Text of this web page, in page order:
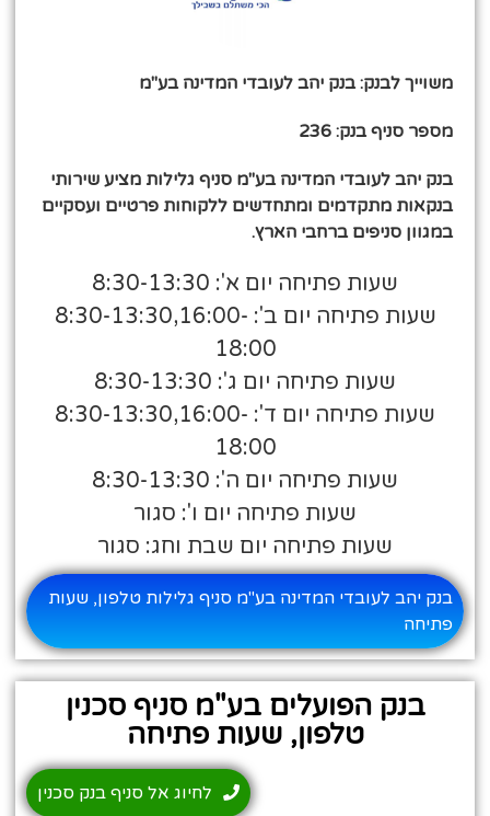
משוייך לבנק: בנק יהב לעובדי המדינה בע"מ
מספר סניף בנק: 236
בנק יהב לעובדי המדינה בע"מ סניף גלילות מציע שירותי
בנקאות מתקדמים ומתחדשים ללקוחות פרטיים ועסקיים
במגוון סניפים ברחבי הארץ.
שעות פתיחה יום א': 8:30-13:30
שעות פתיחה יום ב': 8:30-13:30,16:00-
18:00
שעות פתיחה יום ג': 8:30-13:30
שעות פתיחה יום ד': 8:30-13:30,16:00-
18:00
שעות פתיחה יום ה': 8:30-13:30
שעות פתיחה יום ו': סגור
שעות פתיחה יום שבת וחג: סגור
בנק יהב לעובדי המדינה בע"מ סניף גלילות טלפון, שעות
פתיחה
בנק הפועלים בע"מ סניף סכנין
טלפון, שעות פתיחה
לחיוג אל סניף בנק סכנין